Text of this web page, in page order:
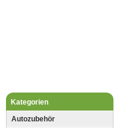
Kategorien
Autozubehör